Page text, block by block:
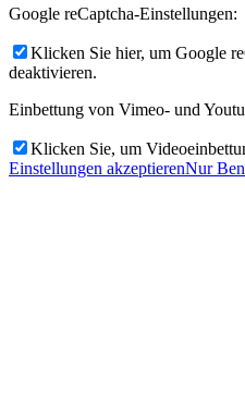
Google reCaptcha-Einstellungen:
Klicken Sie hier, um Google
deaktivieren.
Einbettung von Vimeo- und
Klicken Sie, um
Einstellungen akzeptierenNur